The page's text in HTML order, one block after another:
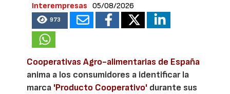
Interempresas
05/08/2026
973
Cooperativas Agro-alimentarias de España
anima a los consumidores a identificar la
marca 'Producto Cooperativo' durante sus